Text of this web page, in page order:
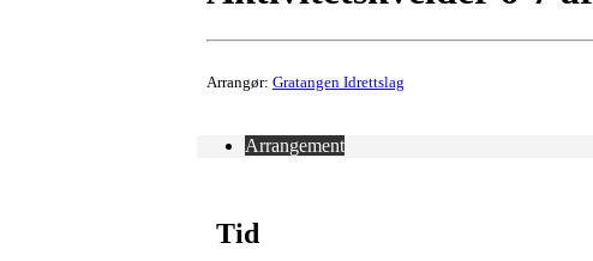
Arrangør: Gratangen Idrettslag
Arrangement
Tid